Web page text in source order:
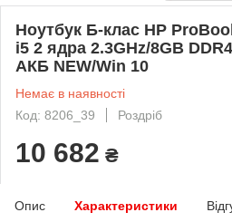
Ноутбук Б-клас HP
i5 2 ядра 2.3GHz/8GB
АКБ NEW/Win 10
Немає в наявності
Код: 8206_39
Роздріб
10 682 ₴
Опис Характеристики